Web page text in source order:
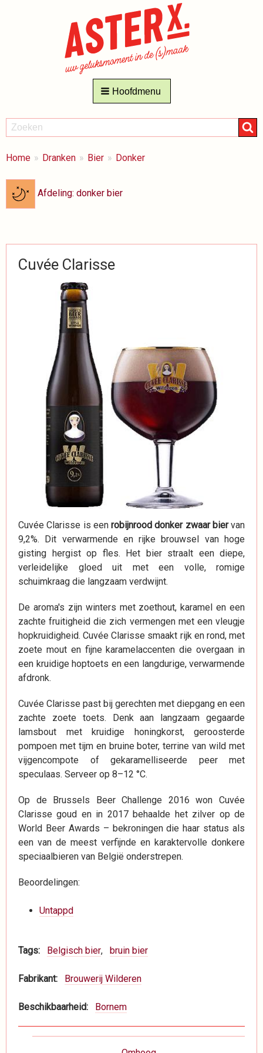
Hoofdmenu
ZOEKEN
Zoeken
BREADCRUMBS
Je
hier:
Home Dranken Bier Donker
Afdeling: donker bier
Cuvée Clarisse
Cuvée Clarisse is een robijnrood donker zwaar biervan
9,2%. Dit verwarmende en rijke brouwsel van hoge
gisting hergist op fles. Het bier straalt een diepe,
verleidelijke gloed uit met een volle, romige
schuimkraag die langzaam verdwijnt.
De aroma's zijn winters met zoethout, karamel en een
zachte fruitigheid die zich vermengen met een vleugje
hopkruidigheid. Cuvée Clarisse smaakt rijk en rond, met
zoete mout en fijne karamelaccenten die overgaan in
een kruidige hoptoets en een langdurige, verwarmende
afdronk.
Cuvée Clarisse past bij gerechten met diepgang en een
zachte zoete toets. Denk aan langzaam gegaarde
lamsbout met kruidige honingkorst, geroosterde
pompoen met tijm en bruine boter, terrine van wild met
vijgencompote of gekaramelliseerde peer met
speculaas. Serveer op 8–12 °C.
Op de Brussels Beer Challenge 2016 won Cuvée
Clarisse goud en in 2017 behaalde het zilver op de
World Beer Awards – bekroningen die haar status als
een van de meest verfijnde en karaktervolle donkere
speciaalbieren van België onderstrepen.
Beoordelingen:
Untappd
Tags Belgisch bier bruin bier
Fabrikant Brouwerij Wilderen
Beschikbaarheid Bornem